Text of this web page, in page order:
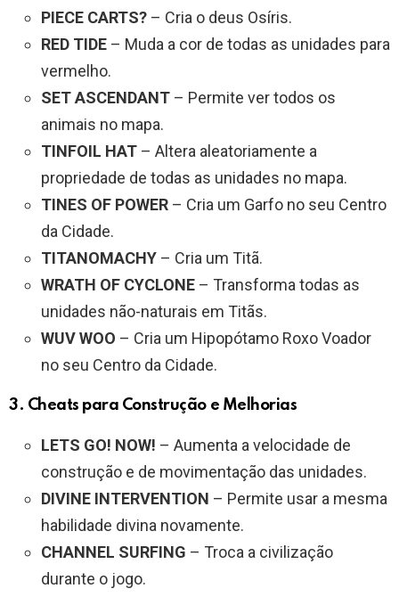
PIECE CARTS? – Cria o deus Osíris.
RED TIDE – Muda a cor de todas as unidades para
vermelho.
SET ASCENDANT – Permite ver todos os
animais no mapa.
TINFOIL HAT – Altera aleatoriamente a
propriedade de todas as unidades no mapa.
TINES OF POWER – Cria um Garfo no seu Centro
da Cidade.
TITANOMACHY – Cria um Titã.
WRATH OF CYCLONE – Transforma todas as
unidades não-naturais em Titãs.
WUV WOO – Cria um Hipopótamo Roxo Voador
no seu Centro da Cidade.
3. Cheats para Construção e Melhorias
LETS GO! NOW! – Aumenta a velocidade de
construção e de movimentação das unidades.
DIVINE INTERVENTION – Permite usar a mesma
habilidade divina novamente.
CHANNEL SURFING – Troca a civilização
durante o jogo.